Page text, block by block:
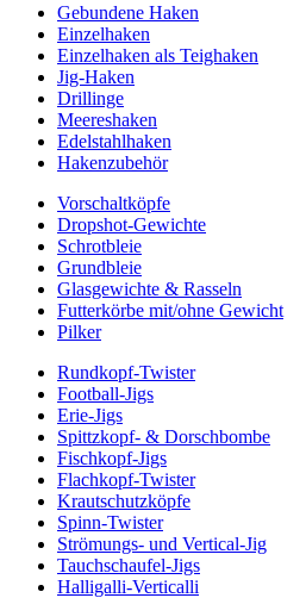
Gebundene Haken
Einzelhaken
Einzelhaken als Teighaken
Jig-Haken
Drillinge
Meereshaken
Edelstahlhaken
Hakenzubehör
Vorschaltköpfe
Dropshot-Gewichte
Schrotbleie
Grundbleie
Glasgewichte & Rasseln
Futterkörbe mit/ohne Gewicht
Pilker
Rundkopf-Twister
Football-Jigs
Erie-Jigs
Spittzkopf- & Dorschbombe
Fischkopf-Jigs
Flachkopf-Twister
Krautschutzköpfe
Spinn-Twister
Strömungs- und Vertical-Jig
Tauchschaufel-Jigs
Halligalli-Verticalli